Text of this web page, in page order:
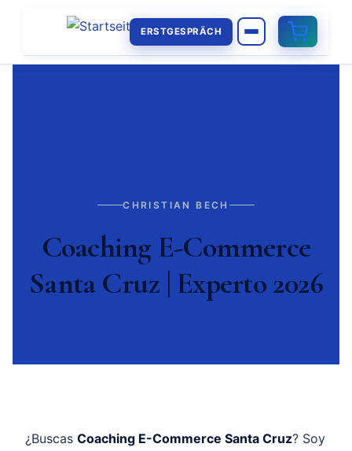
ERSTGESPRÄCH
CHRISTIAN BECH
Coaching E-Commerce
Santa Cruz | Experto 2026
¿Buscas Coaching E-Commerce Santa Cruz? Soy